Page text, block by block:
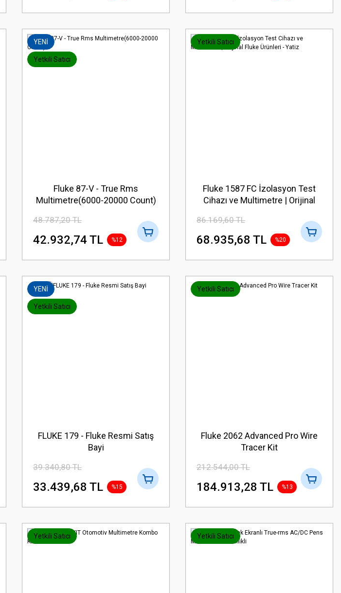
YENİ
Yetkili Satıcı
Fluke 87-V - True Rms
Multimetre(6000-20000 Count)
48.787,20 TL
42.932,74 TL %12
Yetkili Satıcı
Fluke 1587 FC İzolasyon Test
Cihazı ve Multimetre | Orijinal
86.169,60 TL
68.935,68 TL %20
YENİ
Yetkili Satıcı
FLUKE 179 - Fluke Resmi Satış
Bayi
39.340,80 TL
33.439,68 TL %15
Yetkili Satıcı
Fluke 2062 Advanced Pro Wire
Tracer Kit
212.544,00 TL
184.913,28 TL %13
Yetkili Satıcı Yetkili Satıcı